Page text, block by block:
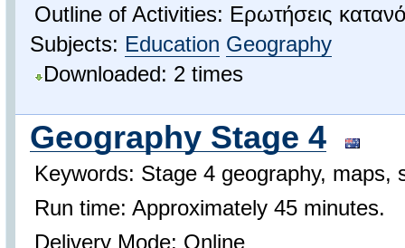
Outline of Activities: Ερωτήσεις
Subjects: Education Geography
Downloaded: 2 times
Geography Stage 4
Keywords: Stage 4 geography, maps,
Run time: Approximately 45 minutes.
Delivery Mode: Online